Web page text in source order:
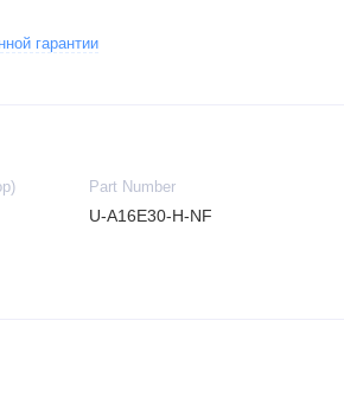
гарантии
Part Number
U-A16E30-H-NF